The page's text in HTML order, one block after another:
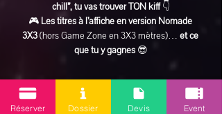
chill”, tu vas trouver TON kiff 👇
🎮 Les titres à l’affiche en version Nomade
3X3 (hors Game Zone en 3X3 mètres)… et ce
que tu y gagnes 😎
En lire plus >
Réserver Dossier Devis Event